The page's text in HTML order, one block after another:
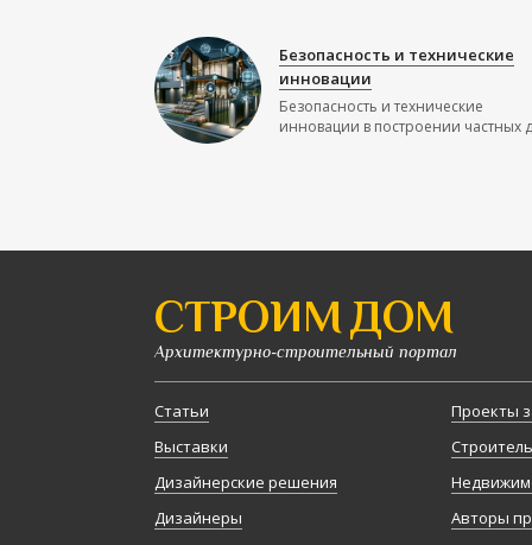
Безопасность и технические
инновации
Безопасность и технические
инновации в построении частных
СТРОИМ ДОМ
Архитектурно-строительный портал
Статьи
Выставки
Дизайнерские решения
Дизайнеры
Проекты
Авторы